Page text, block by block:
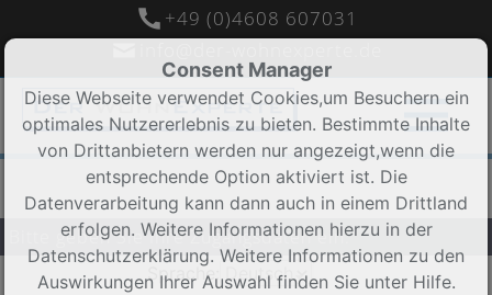
+49 (0)4608 607031
Bitte geben Sie Ihre Zugangsdaten ein:
Sprache:
Consent Manager
Diese Webseite verwendet Cookies,um Besuchern ein
optimales Nutzererlebnis zu bieten. Bestimmte Inhalte
von Drittanbietern werden nur angezeigt,wenn die
entsprechende Option aktiviert ist. Die
Datenverarbeitung kann dann auch in einem Drittland
erfolgen. Weitere Informationen hierzu in der
Datenschutzerklärung. Weitere Informationen zu den
Auswirkungen Ihrer Auswahl finden Sie unter Hilfe.